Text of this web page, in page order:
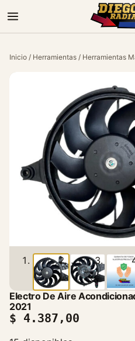
Inicio / Herramientas / Herramientas
Electro De Aire
2021
$ 4.387,00